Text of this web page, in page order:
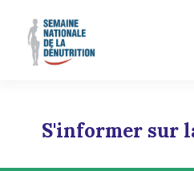
S'informer sur